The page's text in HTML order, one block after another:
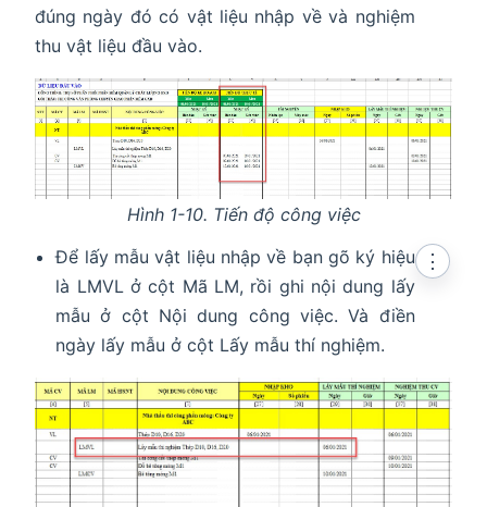
đúng ngày đó có vật liệu nhập về và nghiệm
thu vật liệu đầu vào.
Hình 1-10. Tiến độ công việc
Để lấy mẫu vật liệu nhập về bạn gõ ký hiệu
là LMVL ở cột Mã LM, rồi ghi nội dung lấy
mẫu ở cột Nội dung công việc. Và điền
ngày lấy mẫu ở cột Lấy mẫu thí nghiệm.
⋮